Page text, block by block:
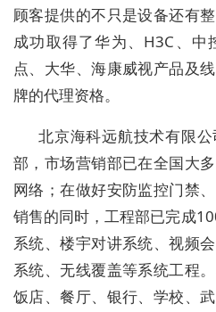
顾客提供的不只是设备还有
成功取得了华为、H3C、
点、大华、海康威视产品及
牌的代理资格。
北京海科远航技术有限
部，市场营销部已在全国大
网络；在做好安防监控门禁
销售的同时，工程部已完成
系统、楼宇对讲系统、视频
系统、无线覆盖等系统工程
饭店、餐厅、银行、学校、